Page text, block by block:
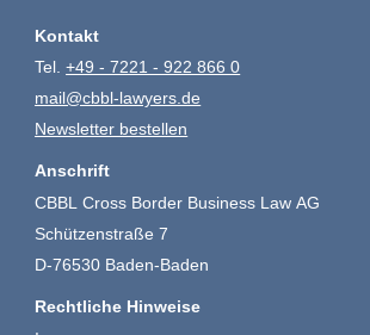
Kontakt
Tel.+49 - 7221 - 922 866 0
mail@cbbl-lawyers.de
Newsletter bestellen
Anschrift
CBBL Cross Border Business Law AG
Schützenstraße 7
D-76530 Baden-Baden
Rechtliche Hinweise